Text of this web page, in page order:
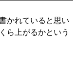
かれていると思い
ら上がるかという